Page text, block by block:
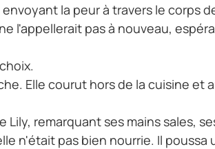
la peur à travers le corps
l'appellerait pas à nouveau,
Elle courut hors de la cuisine et
Lily, remarquant ses mains sales,
n'était pas bien nourrie. Il poussa